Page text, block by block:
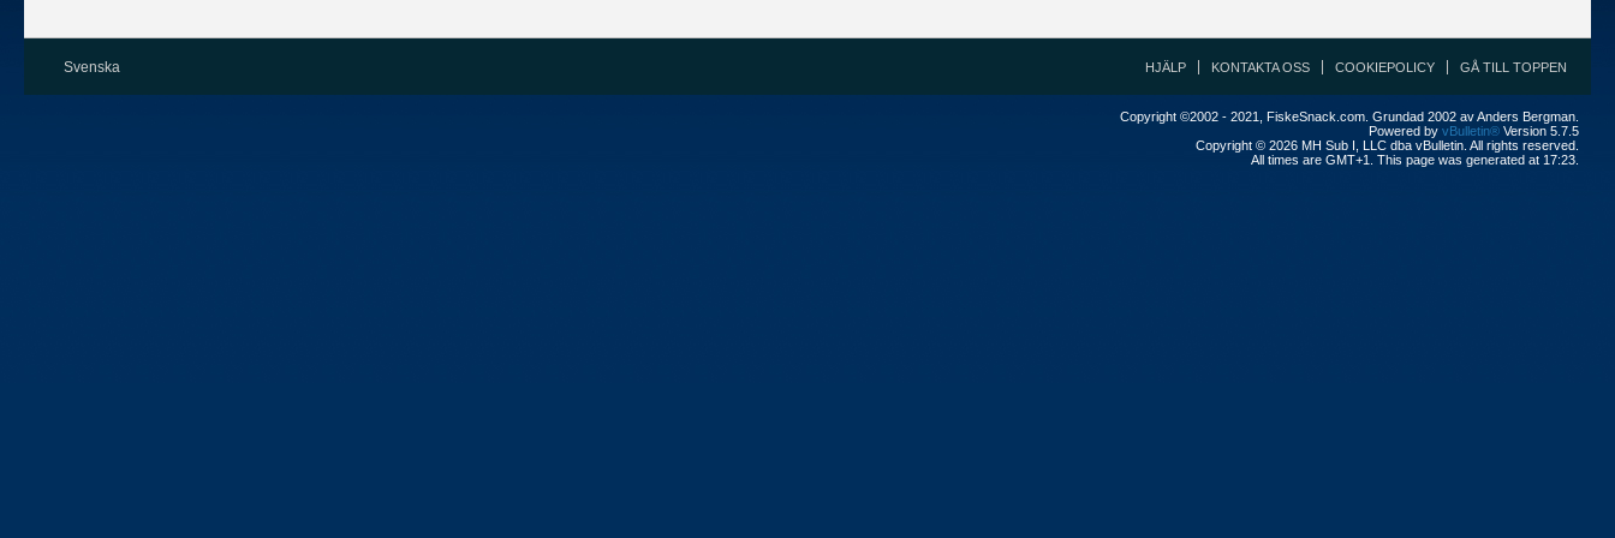
Svenska HJÄLP KONTAKTA OSS COOKIEPOLICY GÅ TILL TOPPEN
Copyright ©2002 - 2021, FiskeSnack.com. Grundad 2002 av Anders Bergman.
Powered by vBulletin® Version 5.7.5
Copyright © 2026 MH Sub I, LLC dba vBulletin. All rights reserved.
All times are GMT+1. This page was generated at 17:23.